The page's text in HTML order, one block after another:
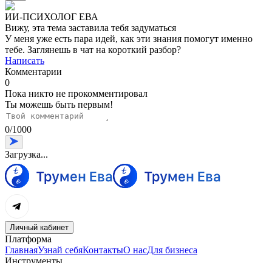
ИИ-ПСИХОЛОГ ЕВА
Вижу, эта тема заставила тебя задуматься
У меня уже есть пара идей, как эти знания помогут именно
тебе. Заглянешь в чат на короткий разбор?
Написать
Комментарии
0
Пока никто не прокомментировал
Ты можешь быть первым!
0/1000
Загрузка...
Личный кабинет
Платформа
ГлавнаяУзнай себяКонтактыО насДля бизнеса
Инструменты